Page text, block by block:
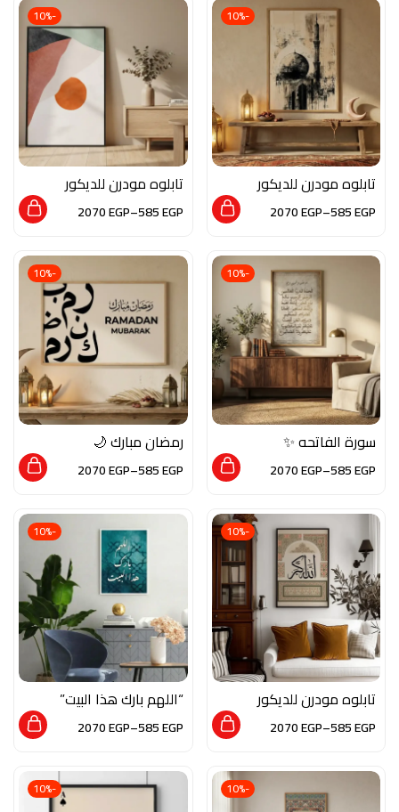
-10%
تابلوه مودرن للديكور
من الخشب الطبيعي
والزجاج بلمسة من
585EGP
–
2070EGP
-10%
تابلوه مودرن للديكور
من الخشب الطبيعي
والزجاج بلمسة من
585EGP
–
2070EGP
-10%
سورة الفاتحه ✨
585EGP
–
2070EGP
-10%
رمضان مبارك 🌙
585EGP
–
2070EGP
-10%
تابلوه مودرن للديكور
من الخشب الطبيعي
والزجاج بلمسة من
585EGP
–
2070EGP
-10%
“اللهم بارك هذا البيت”
585EGP
–
2070EGP
-10%
-10%